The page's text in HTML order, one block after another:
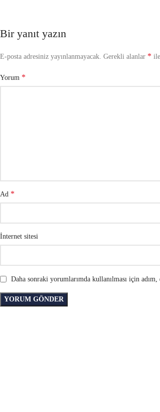
Bir yanıt yazın
E-posta adresiniz yayınlanmayacak. Gerekli alanlar *
Yorum *
Ad *
İnternet sitesi
Daha sonraki yorumlarımda kullanılması için